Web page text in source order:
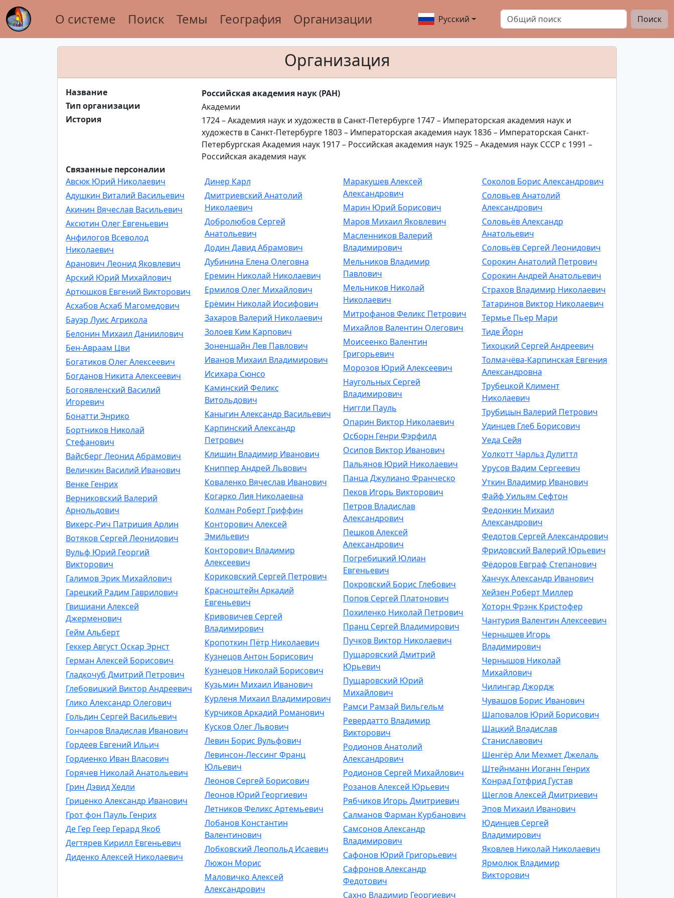
О системе Поиск Темы География Организации Русский Поиск
Организация
Название
Российская академия наук (РАН)
Тип организации
Академии
История
1724 – Академия наук и художеств в Санкт-Петербурге 1747 – Императорская академия наук и
художеств в Санкт-Петербурге 1803 – Императорская академия наук 1836 – Императорская Санкт-
Петербургская Академия наук 1917 – Российская академия наук 1925 – Академия наук СССР с 1991 –
Российская академия наук
Связанные персоналии
Авсюк Юрий Николаевич
Адушкин Виталий Васильевич
Акинин Вячеслав Васильевич
Аксютин Олег Евгеньевич
Анфилогов Всеволод
Николаевич
Аранович Леонид Яковлевич
Арский Юрий Михайлович
Артюшков Евгений Викторович
Асхабов Асхаб Магомедович
Бауэр Луис Агрикола
Белонин Михаил Даниилович
Бен-Авраам Цви
Богатиков Олег Алексеевич
Богданов Никита Алексеевич
Богоявленский Василий
Игоревич
Бонатти Энрико
Бортников Николай
Стефанович
Вайсберг Леонид Абрамович
Величкин Василий Иванович
Венке Генрих
Верниковский Валерий
Арнольдович
Викерс-Рич Патриция Арлин
Вотяков Сергей Леонидович
Вульф Юрий Георгий
Викторович
Галимов Эрик Михайлович
Гарецкий Радим Гаврилович
Гвишиани Алексей
Джерменович
Гейм Альберт
Геккер Август Оскар Эрнст
Герман Алексей Борисович
Гладкочуб Дмитрий Петрович
Глебовицкий Виктор Андреевич
Глико Александр Олегович
Гольдин Сергей Васильевич
Гончаров Владислав Иванович
Гордеев Евгений Ильич
Гордиенко Иван Власович
Горячев Николай Анатольевич
Грин Дэвид Хедли
Гриценко Александр Иванович
Грот фон Пауль Генрих
Де Гер Геер Герард Якоб
Дегтярев Кирилл Евгеньевич
Диденко Алексей Николаевич
Динер Карл
Дмитриевский Анатолий
Николаевич
Добролюбов Сергей
Анатольевич
Додин Давид Абрамович
Дубинина Елена Олеговна
Еремин Николай Николаевич
Ермилов Олег Михайлович
Ерёмин Николай Иосифович
Захаров Валерий Николаевич
Золоев Ким Карпович
Зоненшайн Лев Павлович
Иванов Михаил Владимирович
Исихара Сюнсо
Каминский Феликс
Витольдович
Каныгин Александр Васильевич
Карпинский Александр
Петрович
Клишин Владимир Иванович
Книппер Андрей Львович
Коваленко Вячеслав Иванович
Когарко Лия Николаевна
Колман Роберт Гриффин
Конторович Алексей
Эмильевич
Конторович Владимир
Алексеевич
Кориковский Сергей Петрович
Красноштейн Аркадий
Евгеньевич
Кривовичев Сергей
Владимирович
Кропоткин Пётр Николаевич
Кузнецов Антон Борисович
Кузнецов Николай Борисович
Кузьмин Михаил Иванович
Курленя Михаил Владимирович
Курчиков Аркадий Романович
Кусков Олег Львович
Левин Борис Вульфович
Левинсон-Лессинг Франц
Юльевич
Леонов Сергей Борисович
Леонов Юрий Георгиевич
Летников Феликс Артемьевич
Лобанов Константин
Валентинович
Лобковский Леопольд Исаевич
Люжон Морис
Маловичко Алексей
Александрович
Маракушев Алексей
Александрович
Марин Юрий Борисович
Маров Михаил Яковлевич
Масленников Валерий
Владимирович
Мельников Владимир
Павлович
Мельников Николай
Николаевич
Митрофанов Феликс Петрович
Михайлов Валентин Олегович
Моисеенко Валентин
Григорьевич
Морозов Юрий Алексеевич
Наугольных Сергей
Владимирович
Ниггли Пауль
Опарин Виктор Николаевич
Осборн Генри Фэрфилд
Осипов Виктор Иванович
Пальянов Юрий Николаевич
Панца Джулиано Франческо
Пеков Игорь Викторович
Петров Владислав
Александрович
Пешков Алексей
Александрович
Погребицкий Юлиан
Евгеньевич
Покровский Борис Глебович
Попов Сергей Платонович
Похиленко Николай Петрович
Пранц Сергей Владимирович
Пучков Виктор Николаевич
Пущаровский Дмитрий
Юрьевич
Пущаровский Юрий
Михайлович
Рамси Рамзай Вильгельм
Ревердатто Владимир
Викторович
Родионов Анатолий
Александрович
Родионов Сергей Михайлович
Розанов Алексей Юрьевич
Рябчиков Игорь Дмитриевич
Салманов Фарман Курбанович
Самсонов Александр
Владимирович
Сафонов Юрий Григорьевич
Сафронов Александр
Федотович
Сахно Владимир Георгиевич
Соколов Борис Александрович
Соловьев Анатолий
Александрович
Соловьёв Александр
Анатольевич
Соловьёв Сергей Леонидович
Сорокин Анатолий Петрович
Сорокин Андрей Анатольевич
Страхов Владимир Николаевич
Татаринов Виктор Николаевич
Термье Пьер Мари
Тиде Йорн
Тихоцкий Сергей Андреевич
Толмачёва-Карпинская Евгения
Александровна
Трубецкой Климент
Николаевич
Трубицын Валерий Петрович
Удинцев Глеб Борисович
Уеда Сейя
Уолкотт Чарльз Дулиттл
Урусов Вадим Сергеевич
Уткин Владимир Иванович
Файф Уильям Сефтон
Федонкин Михаил
Александрович
Федотов Сергей Александрович
Фридовский Валерий Юрьевич
Фёдоров Евграф Степанович
Ханчук Александр Иванович
Хейзен Роберт Миллер
Хоторн Фрэнк Кристофер
Чантурия Валентин Алексеевич
Чернышев Игорь
Владимирович
Чернышов Николай
Михайлович
Чилингар Джордж
Чувашов Борис Иванович
Шаповалов Юрий Борисович
Шацкий Владислав
Станиславович
Шенгёр Али Мехмет Джелаль
Штейнманн Иоганн Генрих
Конрад Готфрид Густав
Щеглов Алексей Дмитриевич
Эпов Михаил Иванович
Юдинцев Сергей
Владимирович
Яковлев Николай Николаевич
Ярмолюк Владимир
Викторович